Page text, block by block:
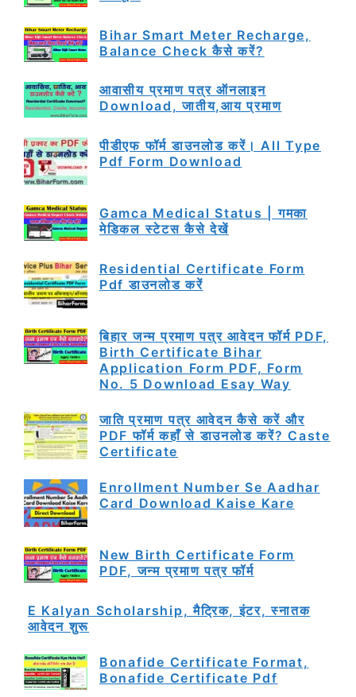
Bihar Smart Meter Recharge,
Balance Check कैसे करें?
आवासीय प्रमाण पत्र ऑनलाइन
Download, जातीय,आय प्रमाण
पीडीएफ फॉर्म डाउनलोड करें। All Type
Pdf Form Download
Gamca Medical Status | गमका
मेडिकल स्टेटस कैसे देखें
Residential Certificate Form
Pdf डाउनलोड करें
बिहार जन्म प्रमाण पत्र आवेदन फॉर्म PDF,
Birth Certificate Bihar
Application Form PDF, Form
No. 5 Download Esay Way
जाति प्रमाण पत्र आवेदन कैसे करें और
PDF फॉर्म कहाँ से डाउनलोड करें? Caste
Certificate
Enrollment Number Se Aadhar
Card Download Kaise Kare
New Birth Certificate Form
PDF, जन्म प्रमाण पत्र फॉर्म
E Kalyan Scholarship, मैट्रिक, इंटर, स्नातक
आवेदन शुरू
Bonafide Certificate Format,
Bonafide Certificate Pdf